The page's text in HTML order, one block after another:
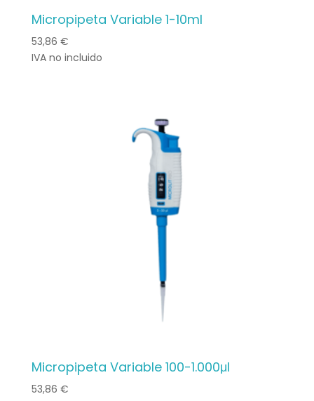
Micropipeta Variable 1-10ml
53,86 €
IVA no incluido
Micropipeta Variable 100-1.000μl
53,86 €